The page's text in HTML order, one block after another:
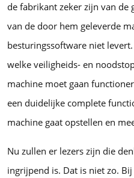
de fabrikant zeker zijn van de
van de door hem geleverde
besturingssoftware niet
welke veiligheids- en
machine moet gaan
een duidelijke complete
machine gaat opstellen en
Nu zullen er lezers zijn die
ingrijpend is. Dat is niet zo.